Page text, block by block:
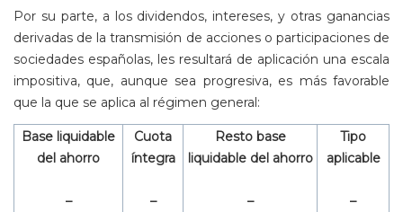
Por su parte, a los dividendos, intereses, y otras ganancias
derivadas de la transmisión de acciones o participaciones de
sociedades españolas, les resultará de aplicación una escala
impositiva, que, aunque sea progresiva, es más favorable
que la que se aplica al régimen general:
Base liquidable
del ahorro
–
Cuota
íntegra
–
Resto base
liquidable del ahorro
–
Tipo
aplicable
–